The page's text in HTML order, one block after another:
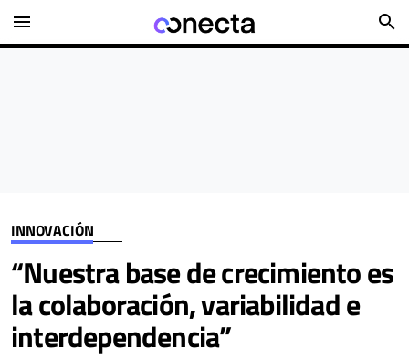
menu search
INNOVACIÓN
“Nuestra base de crecimiento es
la colaboración, variabilidad e
interdependencia”